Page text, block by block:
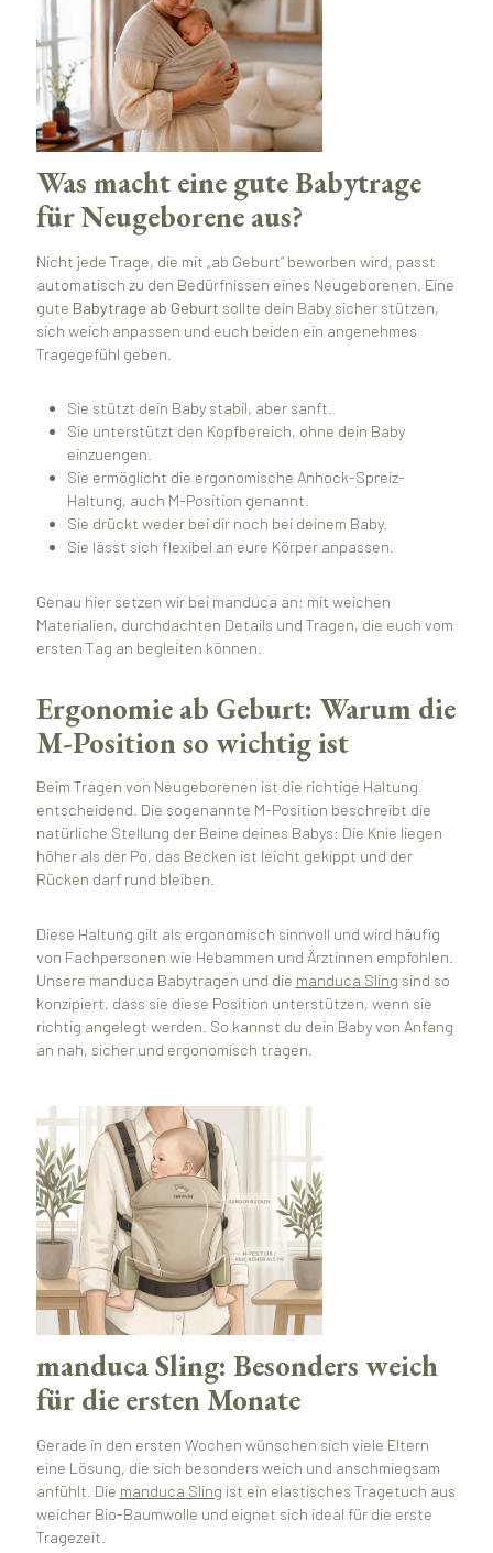
Was macht eine gute Babytrage
für Neugeborene aus?
Nicht jede Trage, die mit „ab Geburt“ beworben wird, passt
automatisch zu den Bedürfnissen eines Neugeborenen. Eine
gute Babytrage ab Geburt sollte dein Baby sicher stützen,
sich weich anpassen und euch beiden ein angenehmes
Tragegefühl geben.
Sie stützt dein Baby stabil, aber sanft.
Sie unterstützt den Kopfbereich, ohne dein Baby
einzuengen.
Sie ermöglicht die ergonomische Anhock-Spreiz-
Haltung, auch M-Position genannt.
Sie drückt weder bei dir noch bei deinem Baby.
Sie lässt sich flexibel an eure Körper anpassen.
Genau hier setzen wir bei manduca an: mit weichen
Materialien, durchdachten Details und Tragen, die euch vom
ersten Tag an begleiten können.
Ergonomie ab Geburt: Warum die
M-Position so wichtig ist
Beim Tragen von Neugeborenen ist die richtige Haltung
entscheidend. Die sogenannte M-Position beschreibt die
natürliche Stellung der Beine deines Babys: Die Knie liegen
höher als der Po, das Becken ist leicht gekippt und der
Rücken darf rund bleiben.
Diese Haltung gilt als ergonomisch sinnvoll und wird häufig
von Fachpersonen wie Hebammen und Ärztinnen empfohlen.
Unsere manduca Babytragen und die manduca Sling sind so
konzipiert, dass sie diese Position unterstützen, wenn sie
richtig angelegt werden. So kannst du dein Baby von Anfang
an nah, sicher und ergonomisch tragen.
manduca Sling: Besonders weich
für die ersten Monate
Gerade in den ersten Wochen wünschen sich viele Eltern
eine Lösung, die sich besonders weich und anschmiegsam
anfühlt. Die manduca Sling ist ein elastisches Tragetuch aus
weicher Bio-Baumwolle und eignet sich ideal für die erste
Tragezeit.